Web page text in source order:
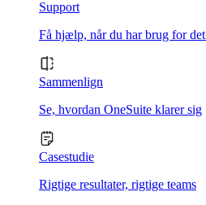
Support
Få hjælp, når du har brug for
Sammenlign
Se, hvordan OneSuite klarer sig
Casestudie
Rigtige resultater, rigtige teams